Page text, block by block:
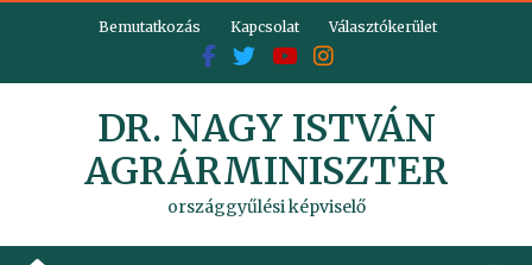
Bemutatkozás Kapcsolat Választókerület
DR. NAGY ISTVÁN
AGRÁRMINISZTER
országgyűlési képviselő